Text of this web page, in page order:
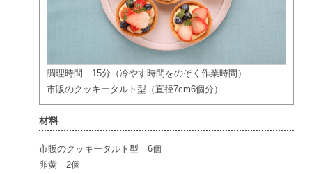
調理時間…15分（冷やす時間をのぞく作業時間）
市販のクッキータルト型（直径7cm6個分）
材料
市販のクッキータルト型 6個
卵黄 2個